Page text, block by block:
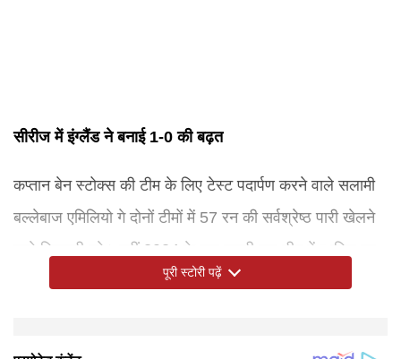
सीरीज में इंग्लैंड ने बनाई 1-0 की बढ़त
कप्तान बेन स्टोक्स की टीम के लिए टेस्ट पदार्पण करने वाले सलामी
बल्लेबाज एमिलियो गे दोनों टीमों में 57 रन की सर्वश्रेष्ठ पारी खेलने
वाले खिलाड़ी रहे। वहीं 2024 के बाद पहली बार टीम में शामिल हुए
ओली रोबिन्सन ने मैच में सात विकेट (39 रन देकर पांच विकेट और
पूरी स्टोरी पढ़ें